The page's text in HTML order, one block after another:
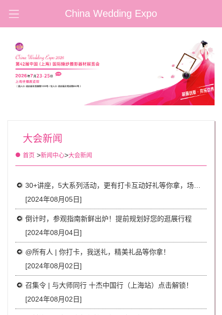
China Wedding Expo
大会新闻
首页 >新闻中心>大会新闻
30+讲座，5大系列活动，更有打卡互动好礼等你拿，场场精彩不容错过!
[2024年08月05日]
倒计时，参观指南新鲜出炉！提前规划好您的逛展行程
[2024年08月04日]
@所有人 | 你打卡，我送礼，精美礼品等你拿！
[2024年08月02日]
召集令 | 与大师同行 十杰中国行（上海站）点击解锁！
[2024年08月02日]